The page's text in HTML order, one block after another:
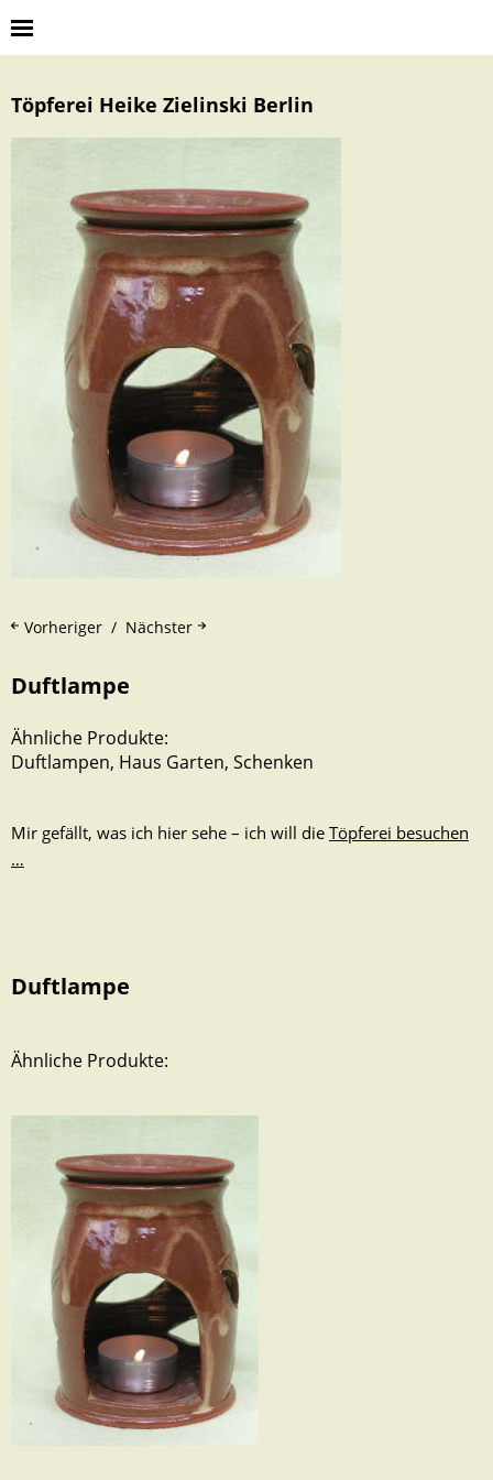
Töpferei Heike Zielinski Berlin
Nächster
Vorheriger
Duftlampe
Ähnliche Produkte:
Duftlampen, Haus Garten, Schenken
Mir gefällt, was ich hier sehe – ich will die Töpferei besuchen
…
Duftlampe
Ähnliche Produkte: